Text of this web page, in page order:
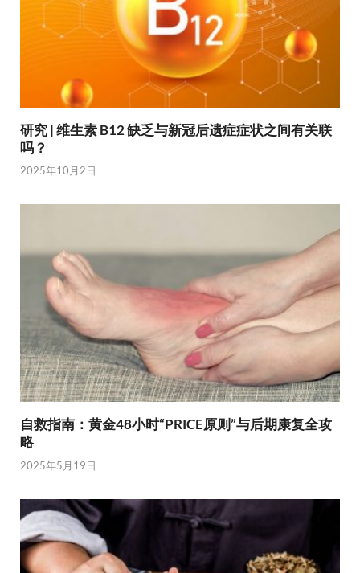
研究 | 维生素 B12 缺乏与新冠后遗症症状之间有关联
吗？
2025年10月2日
自救指南：黄金48小时“PRICE原则”与后期康复全攻
略
2025年5月19日